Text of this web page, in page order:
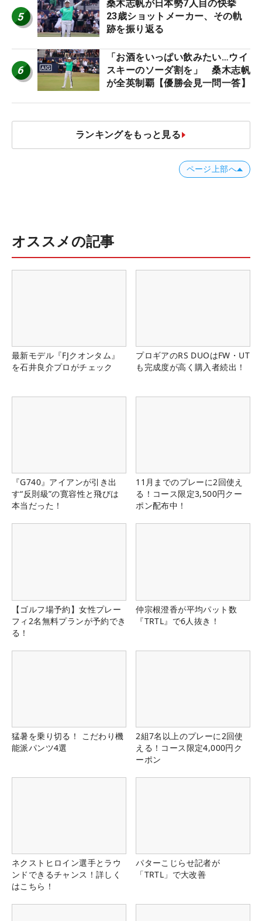
5
桑木志帆が日本勢7人目の快挙
23歳ショットメーカー、その軌
跡を振り返る
6
「お酒をいっぱい飲みたい…ウイ
スキーのソーダ割を」 桑木志帆
が全英制覇【優勝会見一問一答】
ランキングをもっと見る
ページ上部へ
オススメの記事
最新モデル『FJクオンタム』
を石井良介プロがチェック
プロギアのRS DUOはFW・UT
も完成度が高く購入者続出！
『G740』アイアンが引き出
す“反則級”の寛容性と飛びは
本当だった！
11月までのプレーに2回使え
る！コース限定3,500円クー
ポン配布中！
【ゴルフ場予約】女性プレー
フィ2名無料プランが予約でき
る！
仲宗根澄香が平均パット数
『TRTL』で6人抜き！
猛暑を乗り切る！ こだわり機
能派パンツ4選
2組7名以上のプレーに2回使
える！コース限定4,000円ク
ーポン
ネクストヒロイン選手とラウ
ンドできるチャンス！詳しく
はこちら！
パターこじらせ記者が
「TRTL」で大改善